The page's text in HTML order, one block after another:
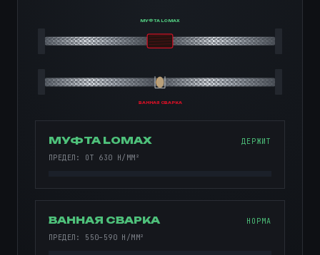
МУФТА LOMAX
ВАННАЯ СВАРКА
МУФТА LOMAX
ДЕРЖИТ
ПРЕДЕЛ: ОТ 630 Н/ММ²
ВАННАЯ СВАРКА
НОРМА
ПРЕДЕЛ: 550–590 Н/ММ²